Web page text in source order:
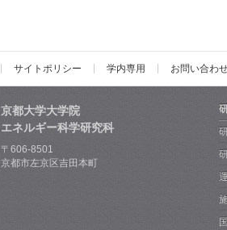
サイトポリシー 学内専用 お問い合わ
京都大学大学院
エネルギー科学研究科
〒606-8501
京都市左京区吉田本町